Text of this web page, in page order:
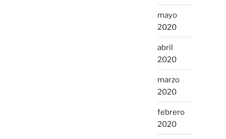
mayo
2020
abril
2020
marzo
2020
febrero
2020